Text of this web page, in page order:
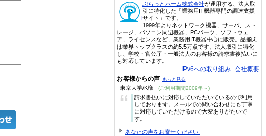
ぷらっとホーム株式会社が運用する、法人取
引に特化した「業務用IT機器専門の調達支援
サイト」です。
1999年よりネットワーク機器、サーバ、スト
レージ、パソコン周辺機器、PCパーツ、ソフトウェ
ア、ライセンスなど、業務用IT機器中心に販売。品揃え
は業界トップクラスの約5.5万点です。法人取引に特化
し、学校・官公庁・一般法人のお客様の請求書後払いに
も対応しています。
IPv6への取り組み 会社概要
お客様からの声 もっと見る
東京大学/K様 (ご利用期間2009年～)
“
請求書払いに対応していただいているので利用
しております。メールでの問い合わせにも丁寧
に対応していただけるので大変ありがたいで
す。
あなたの声をお寄せください!